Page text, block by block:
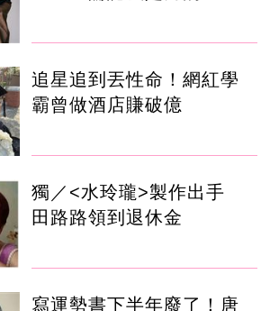
追星追到丟性命！網紅學
霸曾做酒店賺破億
獨／<水玲瓏>製作出手
田路路領到退休金
寫運勢書下半年廢了！唐